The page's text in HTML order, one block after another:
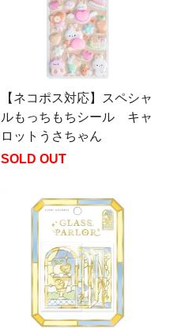
【ネコポス対応】スペシャ
ルもっちもちシール キャ
ロットうさちゃん
SOLD OUT